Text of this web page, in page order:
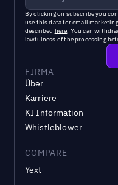
By clicking on subscribe you
use this data for email
described here. You can
lawfulness of the processing
FIRMA
Über
Karriere
KI Information
Whistleblower
COMPARE
Yext